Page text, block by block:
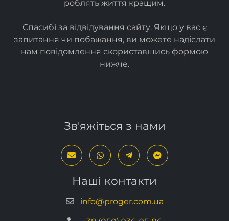
Ми створюємопрості таефективні ІТ-рішення
Спасибі за відвідування сайту. Якщо у вас є
запитання чи побажання, ви можете надіслати
нам повідомлення скориставшись формою
Зв'яжіться з нами
Наші контакти
info@proger.com.ua